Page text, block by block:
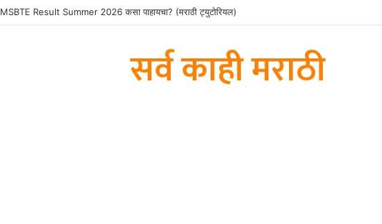
MSBTE Result Summer 2026 कसा पाहायचा? (मराठी ट्युटोरियल)
सर्व काही मराठी